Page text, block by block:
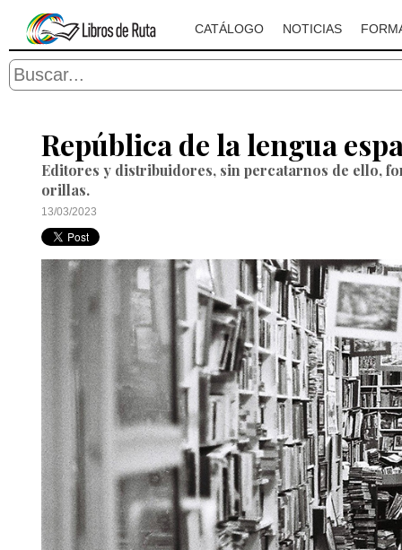
CATÁLOGO NOTICIAS
República de la lengua
Editores y distribuidores, sin percatarnos de ello,
orillas.
13/03/2023